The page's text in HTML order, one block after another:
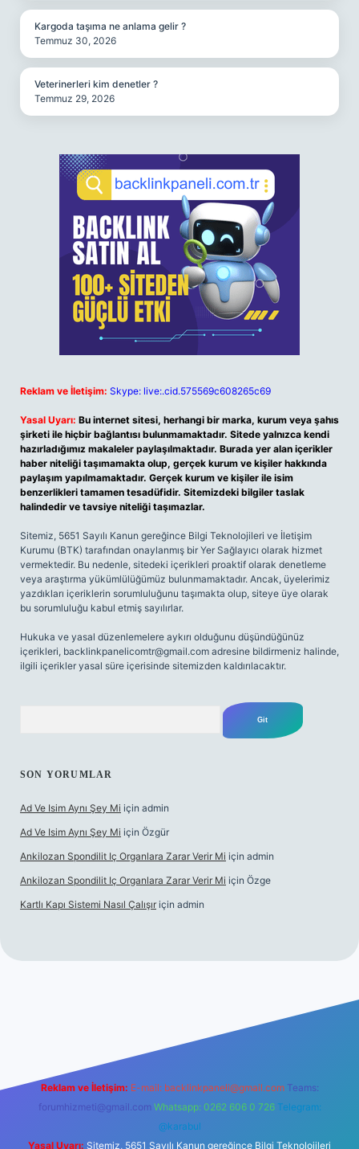
Kargoda taşıma ne anlama gelir ?
Temmuz 30, 2026
Veterinerleri kim denetler ?
Temmuz 29, 2026
Reklam ve İletişim: Skype: live:.cid.575569c608265c69
Yasal Uyarı: Bu internet sitesi, herhangi bir marka, kurum veya şahıs
şirketi ile hiçbir bağlantısı bulunmamaktadır. Sitede yalnızca kendi
hazırladığımız makaleler paylaşılmaktadır. Burada yer alan içerikler
haber niteliği taşımamakta olup, gerçek kurum ve kişiler hakkında
paylaşım yapılmamaktadır. Gerçek kurum ve kişiler ile isim
benzerlikleri tamamen tesadüfidir. Sitemizdeki bilgiler taslak
halindedir ve tavsiye niteliği taşımazlar.
Sitemiz, 5651 Sayılı Kanun gereğince Bilgi Teknolojileri ve İletişim
Kurumu (BTK) tarafından onaylanmış bir Yer Sağlayıcı olarak hizmet
vermektedir. Bu nedenle, sitedeki içerikleri proaktif olarak denetleme
veya araştırma yükümlülüğümüz bulunmamaktadır. Ancak, üyelerimiz
yazdıkları içeriklerin sorumluluğunu taşımakta olup, siteye üye olarak
bu sorumluluğu kabul etmiş sayılırlar.
Hukuka ve yasal düzenlemelere aykırı olduğunu düşündüğünüz
içerikleri, backlinkpanelicomtr@gmail.com adresine bildirmeniz halinde,
ilgili içerikler yasal süre içerisinde sitemizden kaldırılacaktır.
SON YORUMLAR
Ad Ve Isim Aynı Şey Mi için admin
Ad Ve Isim Aynı Şey Mi için Özgür
Ankilozan Spondilit Iç Organlara Zarar Verir Mi için admin
Ankilozan Spondilit Iç Organlara Zarar Verir Mi için Özge
Kartlı Kapı Sistemi Nasıl Çalışır için admin
Reklam ve İletişim: E-mail: backlinkpaneli@gmail.com Teams:
forumhizmeti@gmail.com Whatsapp: 0262 606 0 726 Telegram:
@karabul
Yasal Uyarı: Sitemiz, 5651 Sayılı Kanun gereğince Bilgi Teknolojileri